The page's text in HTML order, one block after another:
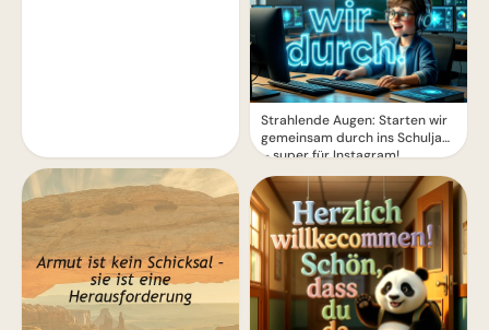
Strahlende Augen: Starten wir
gemeinsam durch ins Schuljahr
– super für Instagram!